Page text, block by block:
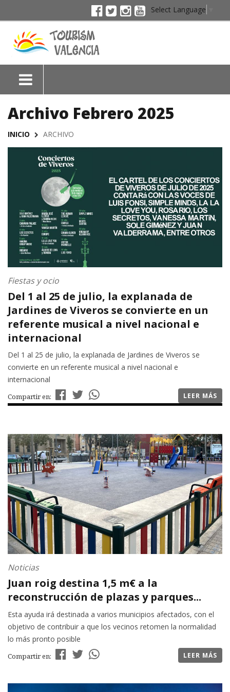
Select Language
Archivo Febrero 2025
INICIO ARCHIVO
Fiestas y ocio
Del 1 al 25 de julio, la explanada de
Jardines de Viveros se convierte en un
referente musical a nivel nacional e
internacional
Del 1 al 25 de julio, la explanada de Jardines de Viveros se
convierte en un referente musical a nivel nacional e
internacional
Compartir en: LEER MÁS
Noticias
Juan roig destina 1,5 m€ a la
reconstrucción de plazas y parques...
Esta ayuda irá destinada a varios municipios afectados, con el
objetivo de contribuir a que los vecinos retomen la normalidad
lo más pronto posible
Compartir en: LEER MÁS